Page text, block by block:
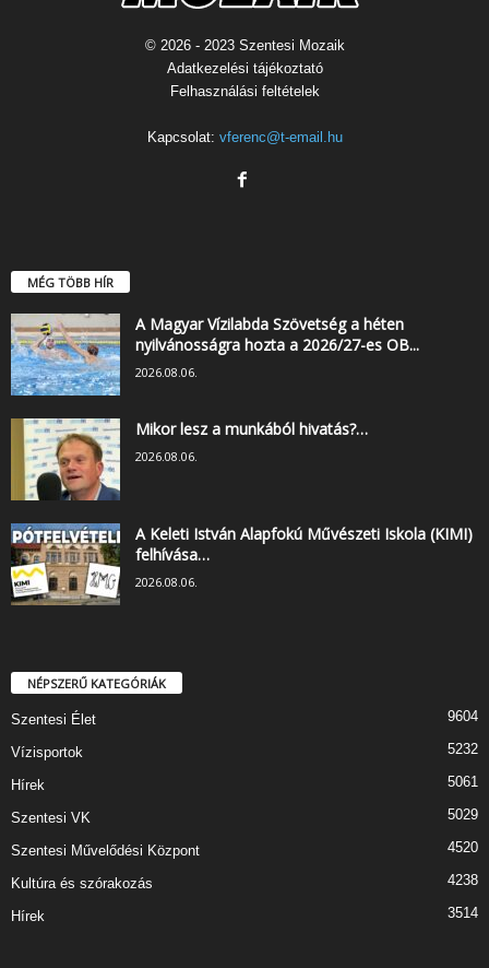
© 2026 - 2023 Szentesi Mozaik
Adatkezelési tájékoztató
Felhasználási feltételek
Kapcsolat: vferenc@t-email.hu
MÉG TÖBB HÍR
A Magyar Vízilabda Szövetség a héten
nyilvánosságra hozta a 2026/27-es OB...
2026.08.06.
Mikor lesz a munkából hivatás?…
2026.08.06.
A Keleti István Alapfokú Művészeti Iskola (KIMI)
felhívása…
2026.08.06.
NÉPSZERŰ KATEGÓRIÁK
Szentesi Élet 9604
Vízisportok 5232
Hírek 5061
Szentesi VK 5029
Szentesi Művelődési Központ 4520
Kultúra és szórakozás 4238
Hírek 3514